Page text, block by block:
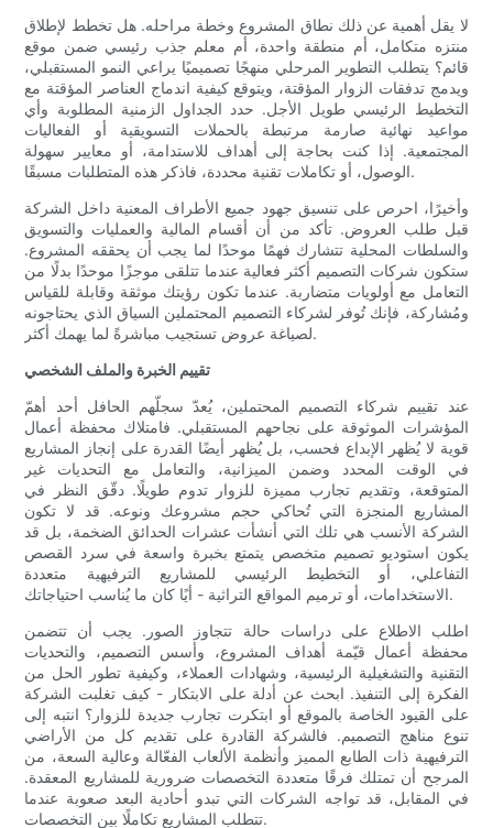
لا يقل أهمية عن ذلك نطاق المشروع وخطة مراحله. هل تخطط لإطلاق
منتزه متكامل، أم منطقة واحدة، أم معلم جذب رئيسي ضمن موقع
قائم؟ يتطلب التطوير المرحلي منهجًا تصميميًا يراعي النمو المستقبلي،
ويدمج تدفقات الزوار المؤقتة، ويتوقع كيفية اندماج العناصر المؤقتة مع
التخطيط الرئيسي طويل الأجل. حدد الجداول الزمنية المطلوبة وأي
مواعيد نهائية صارمة مرتبطة بالحملات التسويقية أو الفعاليات
المجتمعية. إذا كنت بحاجة إلى أهداف للاستدامة، أو معايير سهولة
الوصول، أو تكاملات تقنية محددة، فاذكر هذه المتطلبات مسبقًا.
وأخيرًا، احرص على تنسيق جهود جميع الأطراف المعنية داخل الشركة
قبل طلب العروض. تأكد من أن أقسام المالية والعمليات والتسويق
والسلطات المحلية تتشارك فهمًا موحدًا لما يجب أن يحققه المشروع.
ستكون شركات التصميم أكثر فعالية عندما تتلقى موجزًا ​​موحدًا بدلًا من
التعامل مع أولويات متضاربة. عندما تكون رؤيتك موثقة وقابلة للقياس
ومُشاركة، فإنك تُوفر لشركاء التصميم المحتملين السياق الذي يحتاجونه
لصياغة عروض تستجيب مباشرةً لما يهمك أكثر.
تقييم الخبرة والملف الشخصي
عند تقييم شركاء التصميم المحتملين، يُعدّ سجلّهم الحافل أحد أهمّ
المؤشرات الموثوقة على نجاحهم المستقبلي. فامتلاك محفظة أعمال
قوية لا يُظهر الإبداع فحسب، بل يُظهر أيضًا القدرة على إنجاز المشاريع
في الوقت المحدد وضمن الميزانية، والتعامل مع التحديات غير
المتوقعة، وتقديم تجارب مميزة للزوار تدوم طويلًا. دقّق النظر في
المشاريع المنجزة التي تُحاكي حجم مشروعك ونوعه. قد لا تكون
الشركة الأنسب هي تلك التي أنشأت عشرات الحدائق الضخمة، بل قد
يكون استوديو تصميم متخصص يتمتع بخبرة واسعة في سرد ​​القصص
التفاعلي، أو التخطيط الرئيسي للمشاريع الترفيهية متعددة
الاستخدامات، أو ترميم المواقع التراثية - أيًا كان ما يُناسب احتياجاتك.
اطلب الاطلاع على دراسات حالة تتجاوز الصور. يجب أن تتضمن
محفظة أعمال قيّمة أهداف المشروع، وأسس التصميم، والتحديات
التقنية والتشغيلية الرئيسية، وشهادات العملاء، وكيفية تطور الحل من
الفكرة إلى التنفيذ. ابحث عن أدلة على الابتكار - كيف تغلبت الشركة
على القيود الخاصة بالموقع أو ابتكرت تجارب جديدة للزوار؟ انتبه إلى
تنوع مناهج التصميم. فالشركة القادرة على تقديم كل من الأراضي
الترفيهية ذات الطابع المميز وأنظمة الألعاب الفعّالة وعالية السعة، من
المرجح أن تمتلك فرقًا متعددة التخصصات ضرورية للمشاريع المعقدة.
في المقابل، قد تواجه الشركات التي تبدو أحادية البعد صعوبة عندما
تتطلب المشاريع تكاملًا بين التخصصات.